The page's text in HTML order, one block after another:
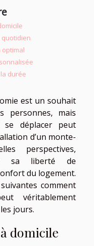
quotidien
optimal
durée
est un souhait
personnes, mais
se déplacer peut
d’un monte-
perspectives,
sa liberté de
du logement.
comment
véritablement
jours.
domicile